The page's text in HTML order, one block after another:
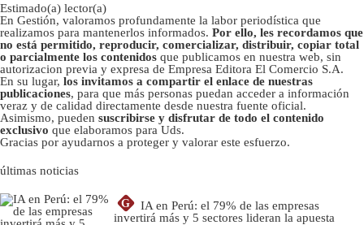
Estimado(a) lector(a)
En Gestión, valoramos profundamente la labor periodística que
realizamos para mantenerlos informados. Por ello, les recordamos que
no está permitido, reproducir, comercializar, distribuir, copiar total
o parcialmente los contenidos que publicamos en nuestra web, sin
autorizacion previa y expresa de Empresa Editora El Comercio S.A.
En su lugar, los invitamos a compartir el enlace de nuestras
publicaciones, para que más personas puedan acceder a información
veraz y de calidad directamente desde nuestra fuente oficial.
Asimismo, pueden suscribirse y disfrutar de todo el contenido
exclusivo que elaboramos para Uds.
Gracias por ayudarnos a proteger y valorar este esfuerzo.
últimas noticias
G
IA en Perú: el 79% de las empresas
invertirá más y 5 sectores lideran la apuesta